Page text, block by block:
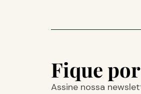
Fique
Assine nossa